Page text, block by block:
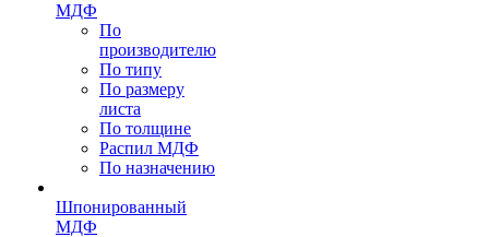
МДФ
По
производителю
По типу
По размеру
листа
По толщине
Распил МДФ
По назначению
Шпонированный
МДФ